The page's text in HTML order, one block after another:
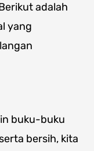
adalah
yang
buku-buku
bersih, kita